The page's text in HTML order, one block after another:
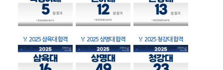
🏅 2025 삼육대 합격 🏅 2025 상명대 합격 🏅 2025 청강대 합격